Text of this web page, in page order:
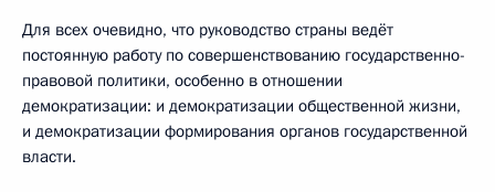
Для всех очевидно, что руководство страны ведёт
постоянную работу по совершенствованию государственно-
правовой политики, особенно в отношении
демократизации: и демократизации общественной жизни,
и демократизации формирования органов государственной
власти.